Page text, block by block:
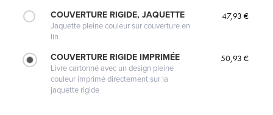
COUVERTURE RIGIDE, JAQUETTE
Jaquette pleine couleur sur couverture en
lin
47,93 €
COUVERTURE RIGIDE IMPRIMÉE
Livre cartonné avec un design pleine
couleur imprimé directement sur la
jaquette rigide
50,93 €